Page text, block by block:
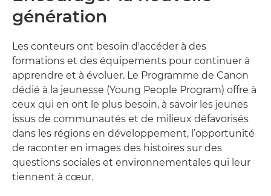
génération
Les conteurs ont besoin d'accéder à des
formations et des équipements pour continuer à
apprendre et à évoluer. Le Programme de Canon
dédié à la jeunesse (Young People Program) offre à
ceux qui en ont le plus besoin, à savoir les jeunes
issus de communautés et de milieux défavorisés
dans les régions en développement, l’opportunité
de raconter en images des histoires sur des
questions sociales et environnementales qui leur
tiennent à cœur.